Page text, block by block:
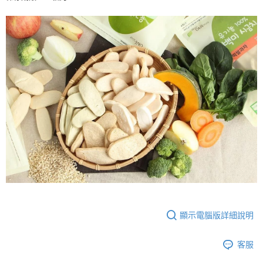
【注意事項】
１．透過由恩沛科技股份有限公司提供之「AFTEE先享後付」服務完成之交
易，需依本服務之必要範圍內提供個人資料，並將交易相關給付款項請求債
權轉讓予恩沛科技股份有限公司。
２．關於個人資料處理事宜，請瀏覽以下網址：
https://aftee.tw/terms/#terms3
３．未成年的使用者請事先徵得法定代理人或監護人之同意方可使用
「AFTEE先享後付」，若未經同意申辦者引起之損失，本公司不負相關責
４．使用「AFTEE先享後付」時，將依據個別帳號之用戶狀況，依本公司即
時審查核予不同之上限額度；若仍有額度不足之情形，本公司將視審查結果
請求用戶進行身份認證。
５．嚴禁一人註冊多個帳號或使用他人資訊註冊。若發現惡意使用之情形，
恩沛科技股份有限公司將有權停止該用戶之使用額度並採取法律行動。
宅配
每筆NT$100，滿NT$590(含以上)免運費
離島宅配
每筆NT$150，滿NT$890(含以上)免運費
顯示電腦版詳細說明
客服